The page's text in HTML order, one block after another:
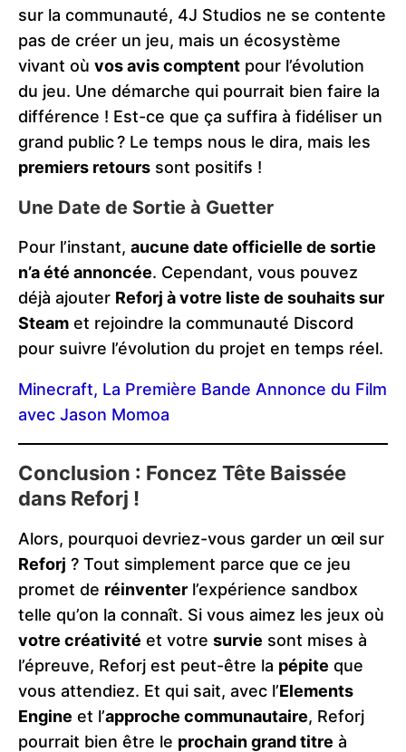
sur la communauté, 4J Studios ne se contente
pas de créer un jeu, mais un écosystème
vivant où vos avis comptent pour l’évolution
du jeu. Une démarche qui pourrait bien faire la
différence ! Est-ce que ça suffira à fidéliser un
grand public ? Le temps nous le dira, mais les
premiers retours sont positifs !
Une Date de Sortie à Guetter
Pour l’instant, aucune date officielle de sortie
n’a été annoncée. Cependant, vous pouvez
déjà ajouter Reforj à votre liste de souhaits sur
Steam et rejoindre la communauté Discord
pour suivre l’évolution du projet en temps réel​.
Minecraft, La Première Bande Annonce du Film
avec Jason Momoa
Conclusion : Foncez Tête Baissée
dans Reforj !
Alors, pourquoi devriez-vous garder un œil sur
Reforj ? Tout simplement parce que ce jeu
promet de réinventer l’expérience sandbox
telle qu’on la connaît. Si vous aimez les jeux où
votre créativité et votre survie sont mises à
l’épreuve, Reforj est peut-être la pépite que
vous attendiez. Et qui sait, avec l’Elements
Engine et l’approche communautaire, Reforj
pourrait bien être le prochain grand titre à